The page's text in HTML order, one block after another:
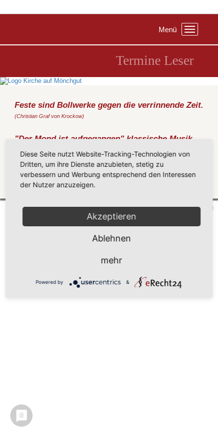
Toggle
Menü
Termine Leser
Feste sind Bollwerke gegen die verrinnende Zeit.
(Christian Graf von Krockow)
"Der Mond ist aufgegangen" klassische Musik
und Abendlieder
Mittwoch, 05.08.2015 , 20:00 Uhr, Kirche Middelhagen
Carmen und Friedemann Wutzler - Weinböhla
Zurück
Mönchgut 2026 |Impressum|Datenschutzerklärung|Cookie-Einstellungen| by vicon
Diese Seite nutzt Website-Tracking-Technologien von
Dritten, um ihre Dienste anzubieten, stetig zu
verbessern und Werbung entsprechend den Interessen
der Nutzer anzuzeigen.
Akzeptieren
Ablehnen
mehr
Powered by &